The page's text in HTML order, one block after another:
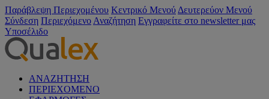
Παράβλεψη Περιεχομένου Κεντρικό Μενού Δευτερεύον Μενού
Σύνδεση Περιεχόμενο Αναζήτηση Εγγραφείτε στο newsletter μας
Υποσέλιδο
ΑΝΑΖΗΤΗΣΗ
ΠΕΡΙΕΧΟΜΕΝΟ